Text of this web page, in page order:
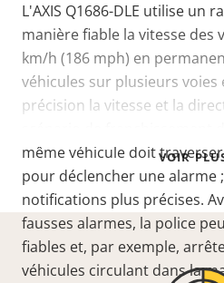
VOIR
L'AXIS Q1686-DLE utilise un
manière fiable la vitesse des
km/h (186 mph) en
véhicules sur plusieurs voies
précision la vitesse et la
même véhicule doit
pour déclencher une alarme
notifications plus précises.
fausses alarmes, la police
fiables et, par exemple,
véhicules circulant dans la